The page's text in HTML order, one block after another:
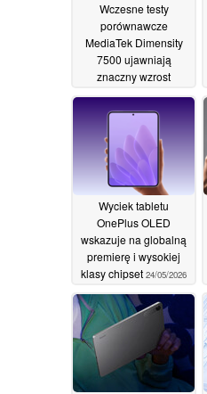
Wczesne testy
porównawcze
MediaTek Dimensity
7500 ujawniają
znaczny wzrost
31/05/2026
Wyciek tabletu
OnePlus OLED
wskazuje na globalną
premierę i wysokiej
klasy chipset 24/05/2026